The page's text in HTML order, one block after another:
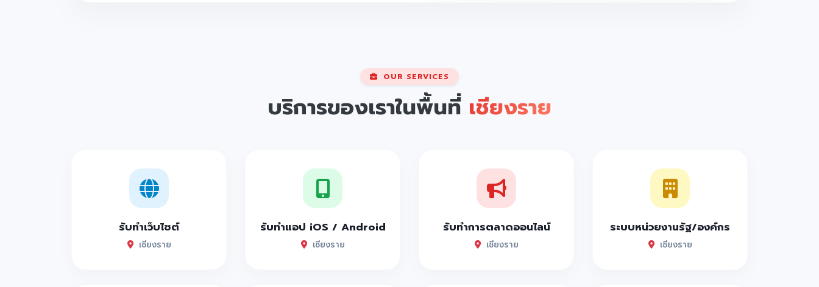
OUR SERVICES
บริการของเราในพื้นที่ เชียงราย
รับทำเว็บไซต์
เชียงราย
รับทำแอป iOS / Android
เชียงราย
รับทำการตลาดออนไลน์
เชียงราย
ระบบหน่วยงานรัฐ/องค์กร
เชียงราย